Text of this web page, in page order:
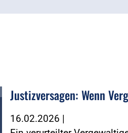
Justizversagen: Wenn
16.02.2026 |